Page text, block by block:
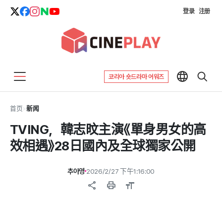
登录 注册
코리아 숏드라마 어워즈
首页>新闻
TVING，韓志旼主演《單身男女的高
效相遇》28日國內及全球獨家公開
추아영 2026/2/27 下午1:16:00
share print format_size